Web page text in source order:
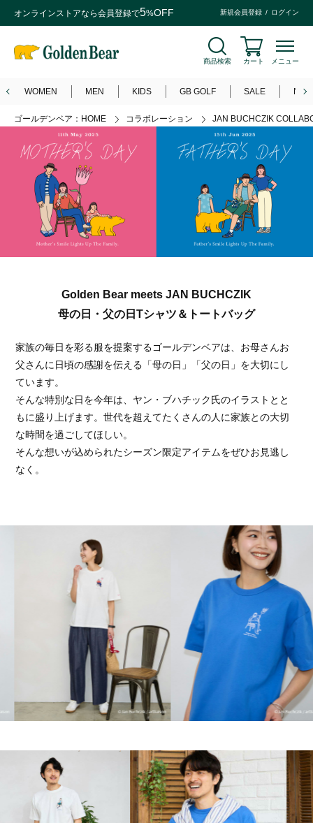
オンラインストアなら会員登録で5%OFF 新規会員登録 ログイン
商品検索 カート メニュー
WOMEN MEN KIDS GB GOLF SALE
ゴールデンベア：HOME コラボレーション JAN BUCHCZIK
Golden Bear meets JAN BUCHCZIK
母の日・父の日Tシャツ＆トートバッグ
家族の毎日を彩る服を提案するゴールデンベアは、お母さんお
父さんに日頃の感謝を伝える「母の日」「父の日」を大切にし
ています。
そんな特別な日を今年は、ヤン・ブハチック氏のイラストとと
もに盛り上げます。世代を超えてたくさんの人に家族との大切
な時間を過ごしてほしい。
そんな想いが込められたシーズン限定アイテムをぜひお見逃し
なく。